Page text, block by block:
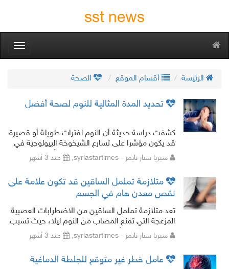
sst news
الرئيسة أقسام الموقع الصحة
تحديد المدة المثالية للنوم لصحة أفضل
كشفت دراسة حديثة أن النوم لفترات طويلة أو قصيرة
قد يكون مؤشرا على تسارع الشيخوخة البيولوجية في
الجسم، في وقت يواجه فيه كثير من الأشخاص
صعوبات متزايدة في الحصول على نوم
سيريا ستار تايمز - syriastartimes, منذ 3 أشهر
متلازمة تململ الساقين قد تكون علامة على
نقص معدن هام في الجسم
تعد متلازمة تململ الساقين من الاضطرابات العصبية
المزعجة التي تمنع المصاب من النوم ليلا، حيث تسبب
إحساسا بالحرقان أو الخفقان في الساقين يجعل من
الصعب عليه الثبات أثناء ا
سيريا ستار تايمز - syriastartimes, منذ 3 أشهر
عامل خطر غير متوقع للجلطة الدماغية